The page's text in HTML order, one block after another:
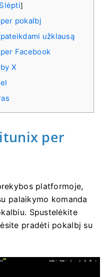
Slėpti]
pokalbį
užklausą
Facebook
X
per
platformoje,
palaikymo komanda
Spustelėkite
pradėti pokalbį su